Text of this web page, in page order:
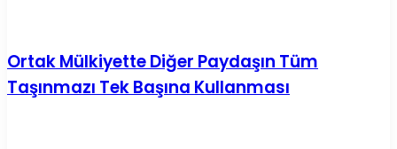
Ortak Mülkiyette Diğer Paydaşın Tüm
Taşınmazı Tek Başına Kullanması